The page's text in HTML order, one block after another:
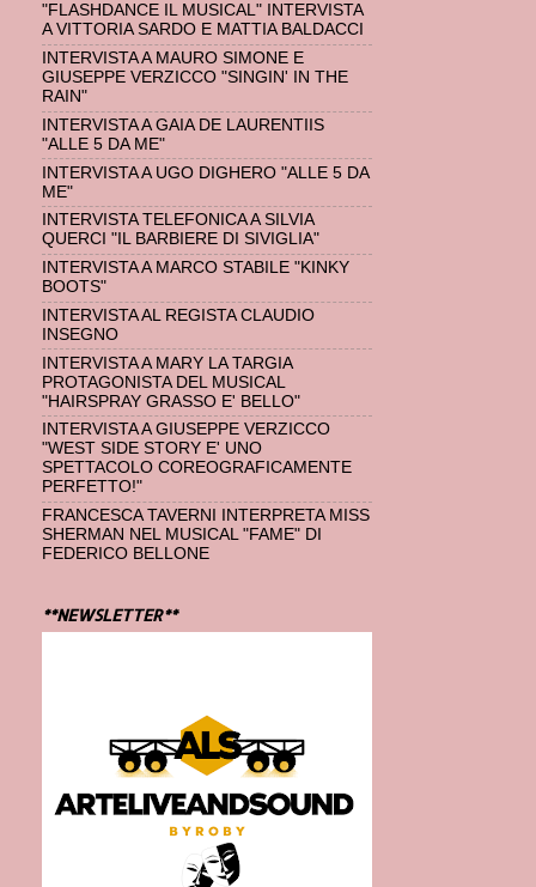
"FLASHDANCE IL MUSICAL" INTERVISTA
A VITTORIA SARDO E MATTIA BALDACCI
INTERVISTA A MAURO SIMONE E
GIUSEPPE VERZICCO "SINGIN' IN THE
RAIN"
INTERVISTA A GAIA DE LAURENTIIS
"ALLE 5 DA ME"
INTERVISTA A UGO DIGHERO "ALLE 5 DA
ME"
INTERVISTA TELEFONICA A SILVIA
QUERCI "IL BARBIERE DI SIVIGLIA"
INTERVISTA A MARCO STABILE "KINKY
BOOTS"
INTERVISTA AL REGISTA CLAUDIO
INSEGNO
INTERVISTA A MARY LA TARGIA
PROTAGONISTA DEL MUSICAL
"HAIRSPRAY GRASSO E' BELLO"
INTERVISTA A GIUSEPPE VERZICCO
"WEST SIDE STORY E' UNO
SPETTACOLO COREOGRAFICAMENTE
PERFETTO!"
FRANCESCA TAVERNI INTERPRETA MISS
SHERMAN NEL MUSICAL "FAME" DI
FEDERICO BELLONE
**NEWSLETTER**